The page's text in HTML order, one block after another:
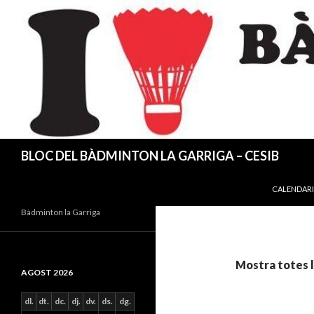
BLOC DEL BÀDMINTON LA GARRIGA – CESIB
Mostra totes
Bàdminton la Garriga
AGOST 2026
dl. dt. dc. dj. dv. ds. dg.